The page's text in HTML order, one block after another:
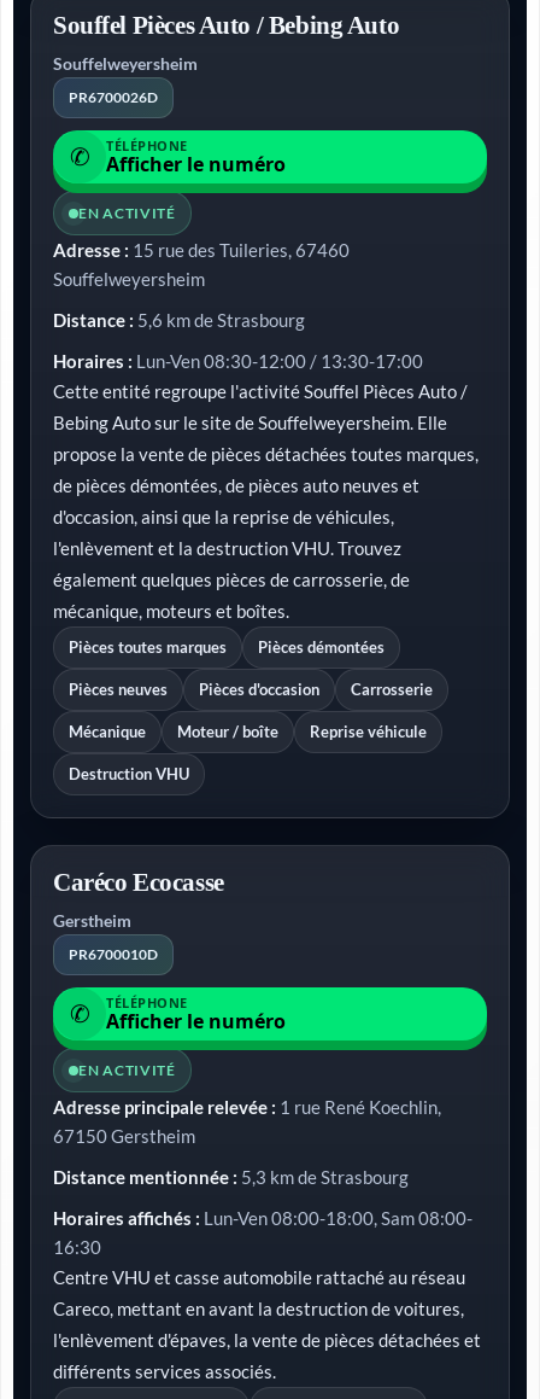
Souffel Pièces Auto / Bebing Auto
Souffelweyersheim
PR6700026D
✆ TÉLÉPHONE
Afficher le numéro
EN ACTIVITÉ
Adresse : 15 rue des Tuileries, 67460
Souffelweyersheim
Distance : 5,6 km de Strasbourg
Horaires : Lun-Ven 08:30-12:00 / 13:30-17:00
Cette entité regroupe l'activité Souffel Pièces Auto /
Bebing Auto sur le site de Souffelweyersheim. Elle
propose la vente de pièces détachées toutes marques,
de pièces démontées, de pièces auto neuves et
d'occasion, ainsi que la reprise de véhicules,
l'enlèvement et la destruction VHU. Trouvez
également quelques pièces de carrosserie, de
mécanique, moteurs et boîtes.
Pièces toutes marques Pièces démontées
Pièces neuves Pièces d'occasion Carrosserie
Mécanique Moteur / boîte Reprise véhicule
Destruction VHU
Caréco Ecocasse
Gerstheim
PR6700010D
✆ TÉLÉPHONE
Afficher le numéro
EN ACTIVITÉ
Adresse principale relevée : 1 rue René Koechlin,
67150 Gerstheim
Distance mentionnée : 5,3 km de Strasbourg
Horaires affichés : Lun-Ven 08:00-18:00, Sam 08:00-
16:30
Centre VHU et casse automobile rattaché au réseau
Careco, mettant en avant la destruction de voitures,
l'enlèvement d'épaves, la vente de pièces détachées et
différents services associés.